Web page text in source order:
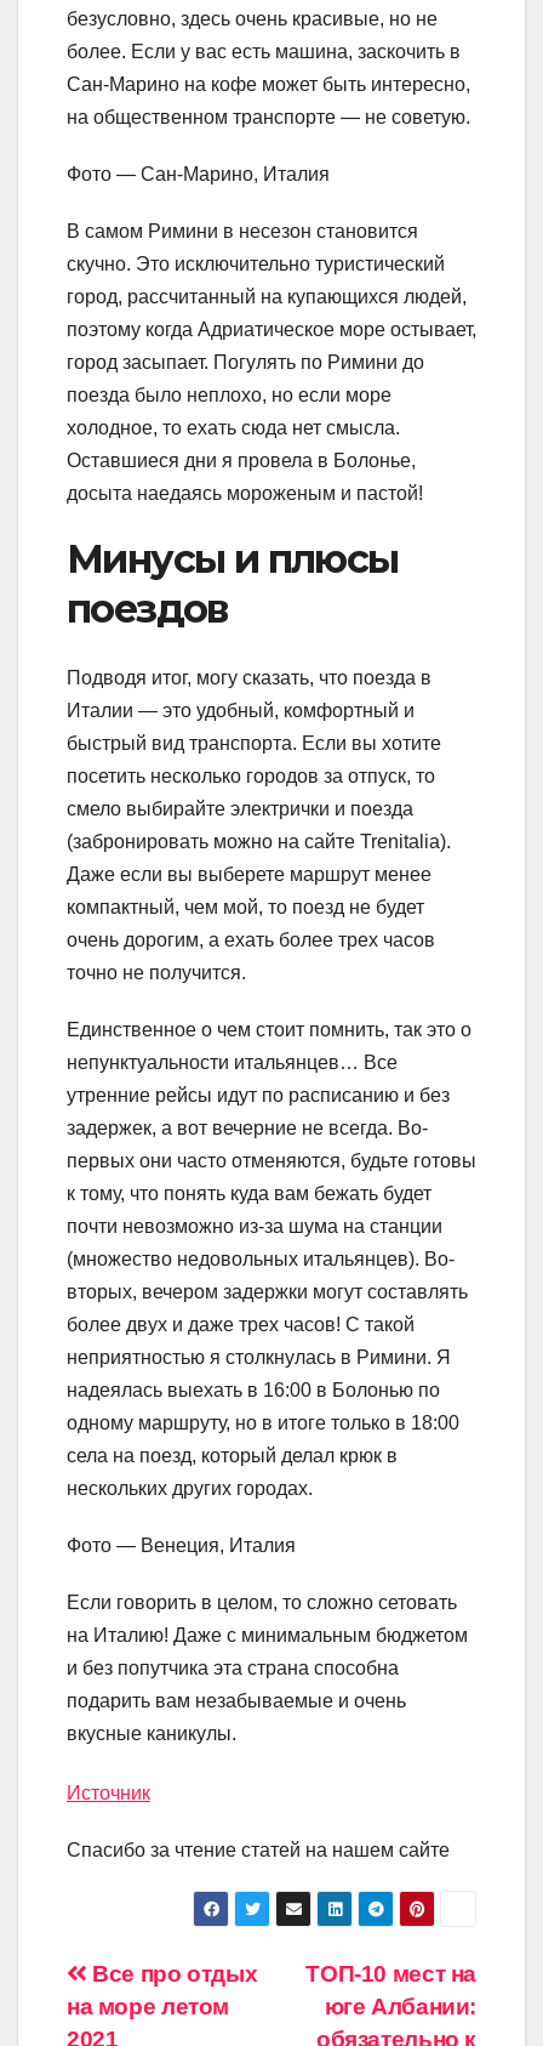
безусловно, здесь очень красивые, но не
более. Если у вас есть машина, заскочить в
Сан-Марино на кофе может быть интересно,
на общественном транспорте — не советую.
Фото — Сан-Марино, Италия
В самом Римини в несезон становится
скучно. Это исключительно туристический
город, рассчитанный на купающихся людей,
поэтому когда Адриатическое море остывает,
город засыпает. Погулять по Римини до
поезда было неплохо, но если море
холодное, то ехать сюда нет смысла.
Оставшиеся дни я провела в Болонье,
досыта наедаясь мороженым и пастой!
Минусы и плюсы
поездов
Подводя итог, могу сказать, что поезда в
Италии — это удобный, комфортный и
быстрый вид транспорта. Если вы хотите
посетить несколько городов за отпуск, то
смело выбирайте электрички и поезда
(забронировать можно на сайте Trenitalia).
Даже если вы выберете маршрут менее
компактный, чем мой, то поезд не будет
очень дорогим, а ехать более трех часов
точно не получится.
Единственное о чем стоит помнить, так это о
непунктуальности итальянцев… Все
утренние рейсы идут по расписанию и без
задержек, а вот вечерние не всегда. Во-
первых они часто отменяются, будьте готовы
к тому, что понять куда вам бежать будет
почти невозможно из-за шума на станции
(множество недовольных итальянцев). Во-
вторых, вечером задержки могут составлять
более двух и даже трех часов! С такой
неприятностью я столкнулась в Римини. Я
надеялась выехать в 16:00 в Болонью по
одному маршруту, но в итоге только в 18:00
села на поезд, который делал крюк в
нескольких других городах.
Фото — Венеция, Италия
Если говорить в целом, то сложно сетовать
на Италию! Даже с минимальным бюджетом
и без попутчика эта страна способна
подарить вам незабываемые и очень
вкусные каникулы.
Источник
Спасибо за чтение статей на нашем сайте
Навигация
по
ТОП-10 мест на
юге Албании:
обязательно к
Все про отдых
на море летом
2021